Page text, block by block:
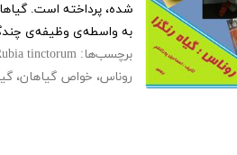
شده، پرداخته است.
به واسطه‌ی وظیفه‌ی
برچسب‌ها: tinctorum
روناس، خواص گیاهان،